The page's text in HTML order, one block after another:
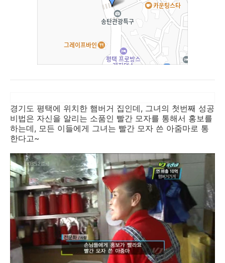
경기도 평택에 위치한 햄버거 집인데, 그녀의 첫번째 성공
비법은 자신을 알리는 소품인 빨간 모자를 통해서 홍보를
하는데, 모든 이들에게 그녀는 빨간 모자 쓴 아줌마로 통
한다고~